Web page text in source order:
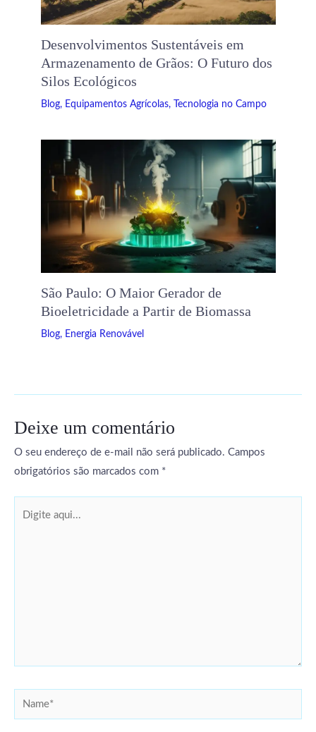
Desenvolvimentos Sustentáveis ​​em
Armazenamento de Grãos: O Futuro dos
Silos Ecológicos
Blog, Equipamentos Agrícolas, Tecnologia no Campo
São Paulo: O Maior Gerador de
Bioeletricidade a Partir de Biomassa
Blog, Energia Renovável
Deixe um comentário
O seu endereço de e-mail não será publicado. Campos
obrigatórios são marcados com *
Name*